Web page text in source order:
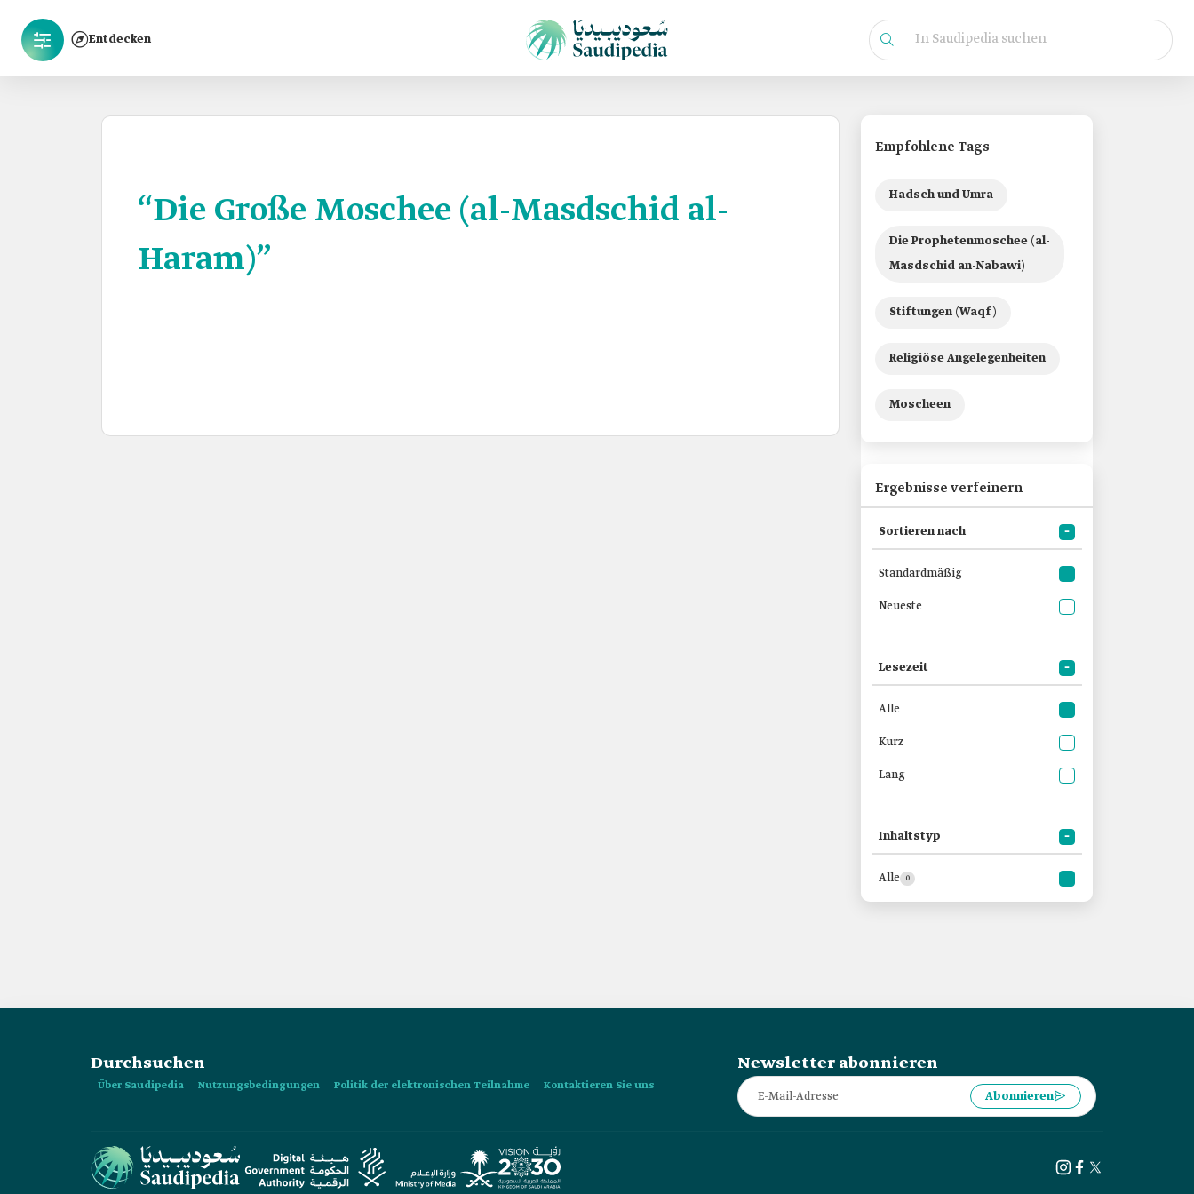
Entdecken
“Die Große Moschee (al-Masdschid al-
Haram)”
Empfohlene Tags
Hadsch und Umra
Die Prophetenmoschee (al-
Masdschid an-Nabawi)
Stiftungen (Waqf)
Religiöse Angelegenheiten
Moscheen
Ergebnisse verfeinern
Sortieren nach
Standardmäßig
Neueste
Lesezeit
Alle
Kurz
Lang
Inhaltstyp
Alle 0
Durchsuchen
Über Saudipedia Nutzungsbedingungen Politik der elektronischen Teilnahme Kontaktieren Sie uns
Newsletter abonnieren
Abonnieren